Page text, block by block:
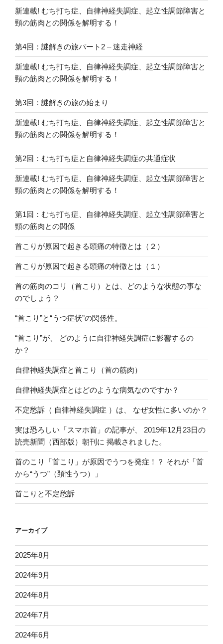
新連載! むち打ち症、自律神経失調症、起立性調節障害と
頸の筋肉との関係を解明する！
第4回：謎解きの旅パート2 – 迷走神経
新連載! むち打ち症、自律神経失調症、起立性調節障害と
頸の筋肉との関係を解明する！
第3回：謎解きの旅の始まり
新連載! むち打ち症、自律神経失調症、起立性調節障害と
頸の筋肉との関係を解明する！
第2回：むち打ち症と自律神経失調症の共通症状
新連載! むち打ち症、自律神経失調症、起立性調節障害と
頸の筋肉との関係を解明する！
第1回：むち打ち症、自律神経失調症、起立性調節障害と
頸の筋肉との関係
首こりが原因で起きる頭痛の特徴とは（２）
首こりが原因で起きる頭痛の特徴とは（１）
首の筋肉のコリ（首こり）とは、どのような状態の事な
のでしょう？
“首こり”と“うつ症状”の関係性。
“首こり”が、 どのように自律神経失調症に影響するの
か？
自律神経失調症と首こり（首の筋肉）
自律神経失調症とはどのような病気なのですか？
不定愁訴（ 自律神経失調症 ）は、 なぜ女性に多いのか？
実は恐ろしい「スマホ首」の記事が、 2019年12月23日の
読売新聞（西部版）朝刊に 掲載されました。
首のこり「首こり」が原因でうつを発症！？ それが「首
から“うつ”（頚性うつ）」
首こりと不定愁訴
アーカイブ
2025年8月
2024年9月
2024年8月
2024年7月
2024年6月